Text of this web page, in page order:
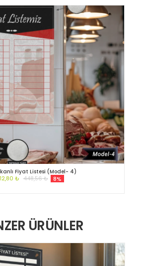
Fiyat Listesi (Model- 4)
₺ 448,56 ₺ 8%
ÜRÜNLER